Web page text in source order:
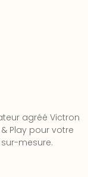
agréé Victron
Play pour votre
mesure.